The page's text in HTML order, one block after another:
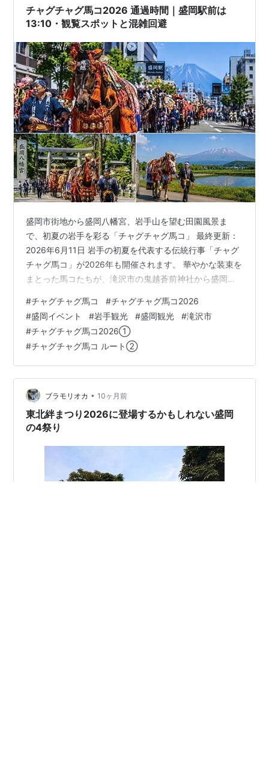
チャグチャグ馬コ2026 通過時間｜盛岡駅前は
13:10・観覧スポットと混雑回避
盛岡市街地から盛岡八幡宮、岩手山を望む田園風景ま
で、初夏の岩手を彩る「チャグチャグ馬コ」 最終更新：
2026年6月11日 岩手の初夏を代表する伝統行事「チャグ
チャグ馬コ」が2026年も開催されます。 華やかな装束を
まとった馬コたちが、滝沢市の鬼越蒼前神社から盛岡八
了しています。 この記事では、チャグチャグ馬コ2026の
日程、ルート、各地点の通過予定時間、交通規制、駐車
場情報までまとめて紹介します。 初めて観覧する人向け
に、おすすめ観覧スポットや撮影ポイントもわかりやす
く解説します。※この記事は2026年の公式情報に更新済
みです。 この記事で…
#チャグチャグ馬コ #チャグチャグ馬コ2026
#盛岡イベント #岩手観光 #盛岡観光 #滝沢市
#チャグチャグ馬コ2026①
#チャグチャグ馬コ ルート②
ブラモリオカ • 10ヶ月前
東北絆まつり2026に登場するかもしれない盛岡
の4祭り